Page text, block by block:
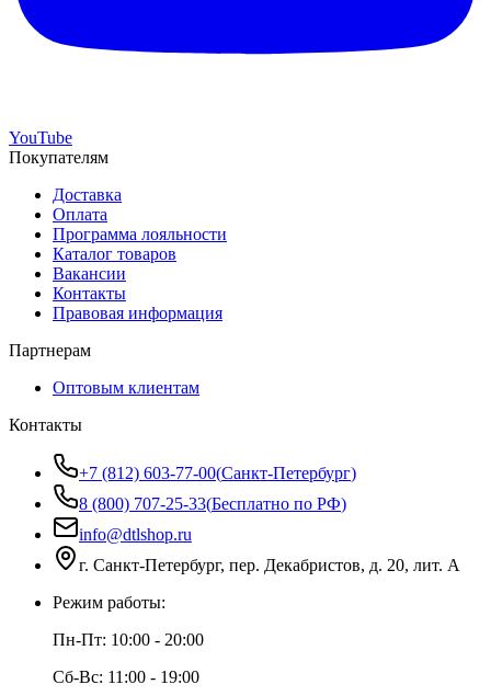
YouTube
Покупателям
Доставка
Оплата
Программа лояльности
Каталог товаров
Вакансии
Контакты
Правовая информация
Партнерам
Оптовым клиентам
Контакты
+7 (812) 603-77-00(Санкт-Петербург)
8 (800) 707-25-33(Бесплатно по РФ)
info@dtlshop.ru
г. Санкт-Петербург, пер. Декабристов, д. 20, лит. А
Режим работы:
Пн-Пт: 10:00 - 20:00
Сб-Вс: 11:00 - 19:00